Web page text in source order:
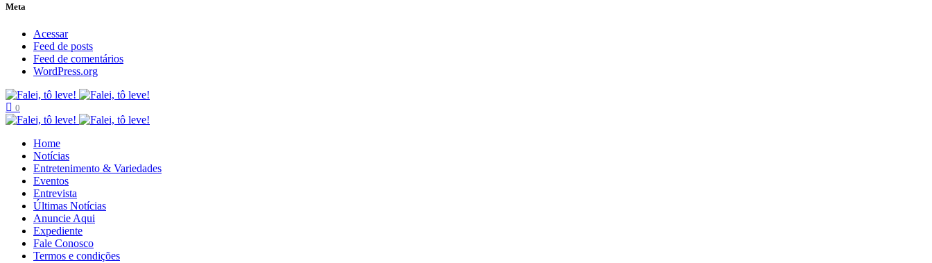
Meta
Acessar
Feed de posts
Feed de comentários
WordPress.org
0
Home
Notícias
Entretenimento & Variedades
Eventos
Entrevista
Últimas Notícias
Anuncie Aqui
Expediente
Fale Conosco
Termos e condições